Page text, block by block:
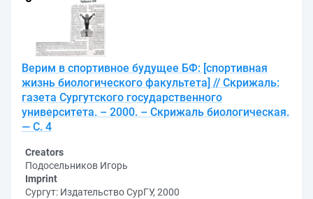
Верим в спортивное будущее БФ: [спортивная
жизнь биологического факультета] // Скрижаль:
газета Сургутского государственного
университета. – 2000. – Скрижаль биологическая.
— С. 4
Creators
Подосельников Игорь
Imprint
Сургут: Издательство СурГУ, 2000